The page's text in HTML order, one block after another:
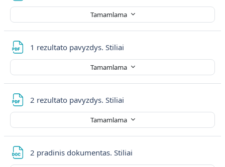
Tamamlama
1 rezultato pavyzdys. Stiliai
Tamamlama
2 rezultato pavyzdys. Stiliai
Tamamlama
2 pradinis dokumentas. Stiliai